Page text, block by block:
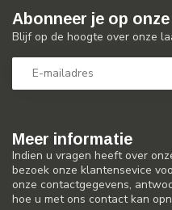
Meer informatie
Indien u vragen heeft over
bezoek onze klantensevice
onze contactgegevens,
hoe u met ons contact kan
Abonneer je op
Blijf op de hoogte over onze